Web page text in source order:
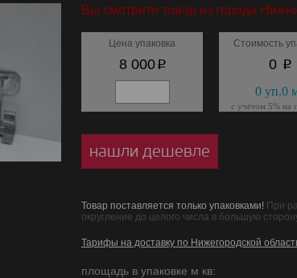
Вы смотрите товар из города
Цена упаковка
8 000p
Стоимость
0 p
0уп.0
с учётом 5% на
нашли дешевле
Товар поставляется только упаковками! При
округление до целого числа в большую
Тарифы на доставку по Нижегородской
площадь в упаковке м кв: